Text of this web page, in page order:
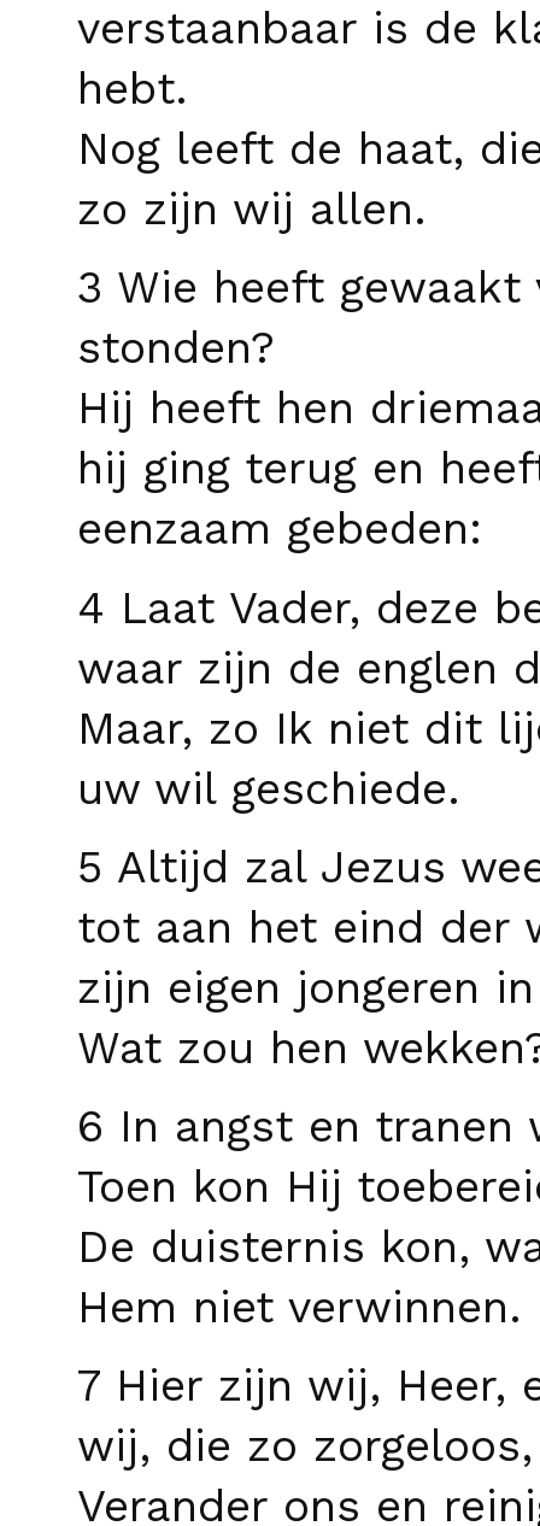
verstaanbaar is de
hebt.
Nog leeft de haat,
zo zijn wij allen.
3 Wie heeft
stonden?
Hij heeft hen
hij ging terug en
eenzaam gebeden:
4 Laat Vader, deze
waar zijn de englen
Maar, zo Ik niet dit
uw wil geschiede.
5 Altijd zal Jezus
tot aan het eind der
zijn eigen jongeren
Wat zou hen
6 In angst en
Toen kon Hij
De duisternis kon,
Hem niet verwinnen.
7 Hier zijn wij, Heer,
wij, die zo
Verander ons en